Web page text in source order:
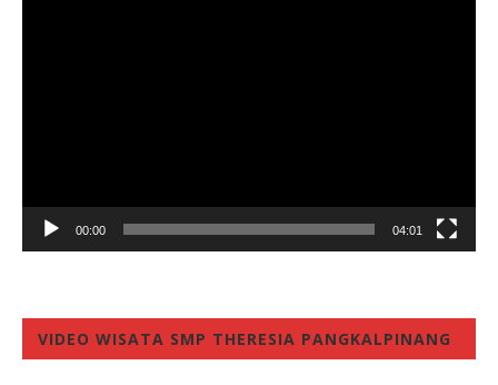
00:00 04:01
VIDEO WISATA SMP THERESIA PANGKALPINANG